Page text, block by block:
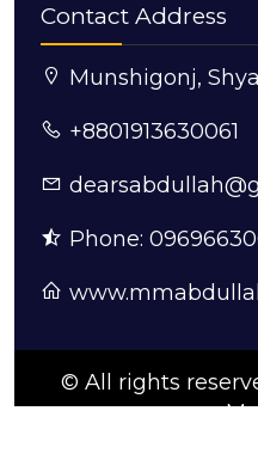
Contact Address
Munshigonj,
+8801913630061
Phone:
© All rights